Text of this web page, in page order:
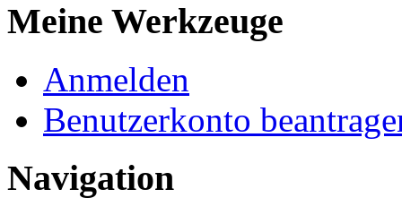
Meine Werkzeuge
Anmelden
Benutzerkonto
Navigation